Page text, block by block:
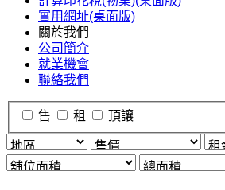
實用網址(桌面版)
關於我們
公司簡介
就業機會
聯絡我們
售 租 頂讓